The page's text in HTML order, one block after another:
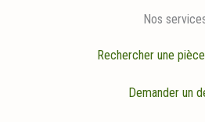
Nos
Rechercher une
Demander un